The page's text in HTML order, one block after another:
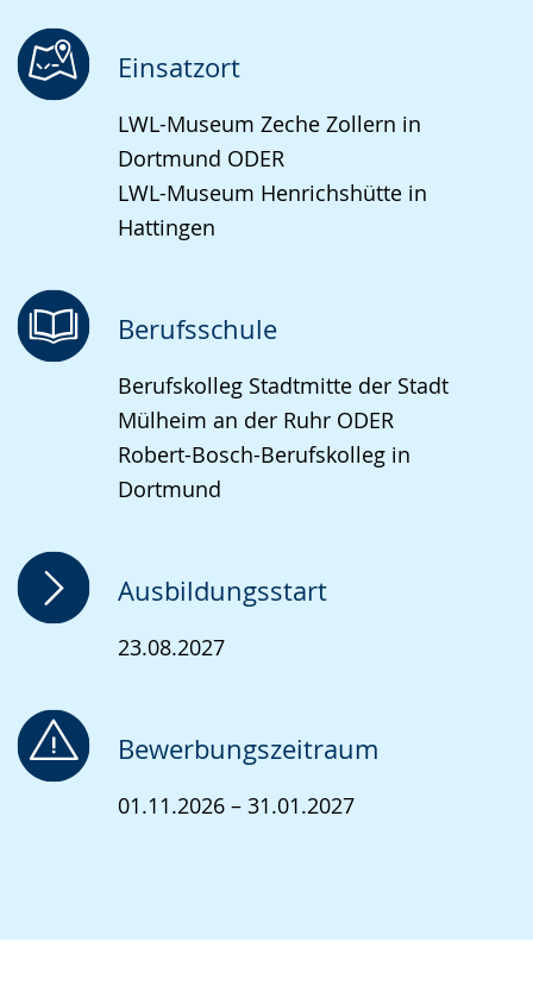
Einsatzort
LWL-Museum Zeche Zollern in
Dortmund ODER
LWL-Museum Henrichshütte in
Hattingen
Berufsschule
Berufskolleg Stadtmitte der Stadt
Mülheim an der Ruhr ODER
Robert-Bosch-Berufskolleg in
Dortmund
Ausbildungsstart
23.08.2027
Bewerbungszeitraum
01.11.2026 – 31.01.2027